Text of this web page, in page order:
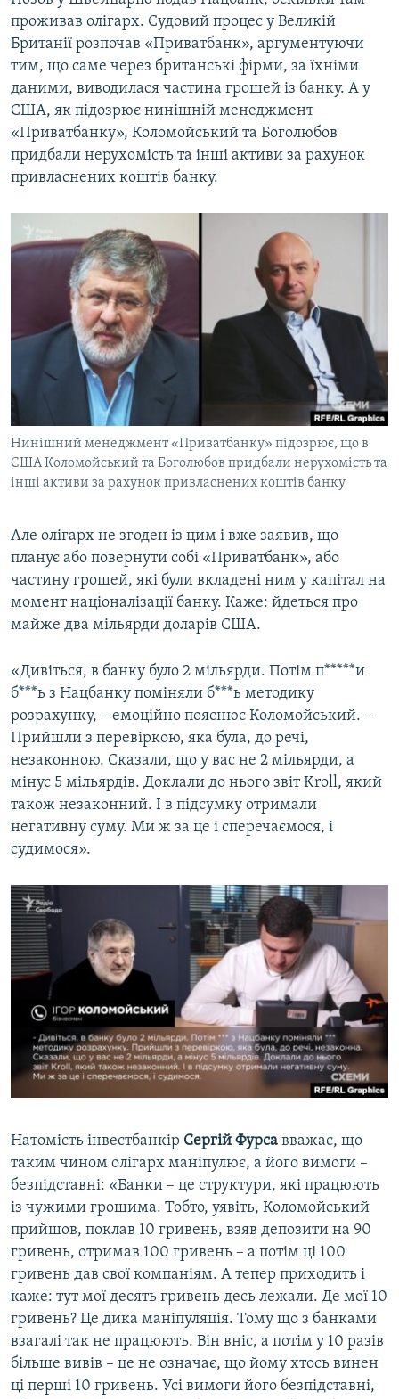
проживав олігарх. Судовий процес у Великій
Британії розпочав «Приватбанк», аргументуючи
тим, що саме через британські фірми, за їхніми
даними, виводилася частина грошей із банку. А у
США, як підозрює нинішній менеджмент
«Приватбанку», Коломойський та Боголюбов
придбали нерухомість та інші активи за рахунок
привласнених коштів банку.
Нинішний менеджмент «Приватбанку» підозрює, що в
США Коломойський та Боголюбов придбали нерухомість та
інші активи за рахунок привласнених коштів банку
​Але олігарх не згоден із цим і вже заявив, що
планує або повернути собі «Приватбанк», або
частину грошей, які були вкладені ним у капітал на
момент націоналізації банку. Каже: йдеться про
майже два мільярди доларів США.
«Дивіться, в банку було 2 мільярди. Потім п*****и
б***ь з Нацбанку поміняли б***ь методику
розрахунку, – емоційно пояснює Коломойський. –
Прийшли з перевіркою, яка була, до речі,
незаконною. Сказали, що у вас не 2 мільярди, а
мінус 5 мільярдів. Доклали до нього звіт Kroll, який
також незаконний. І в підсумку отримали
негативну суму. Ми ж за це і сперечаємося, і
судимося».
Натомість інвестбанкір Сергій Фурса вважає, що
таким чином олігарх маніпулює, а його вимоги –
безпідставні: «Банки – це структури, які працюють
із чужими грошима. Тобто, уявіть, Коломойський
прийшов, поклав 10 гривень, взяв депозити на 90
гривень, отримав 100 гривень – а потім ці 100
гривень дав свої компаніям. А тепер приходить і
каже: тут мої десять гривень десь лежали. Де мої 10
гривень? Це дика маніпуляція. Тому що з банками
взагалі так не працюють. Він вніс, а потім у 10 разів
більше вивів – це не означає, що йому хтось винен
ці перші 10 гривень. Усі вимоги його безпідставні,